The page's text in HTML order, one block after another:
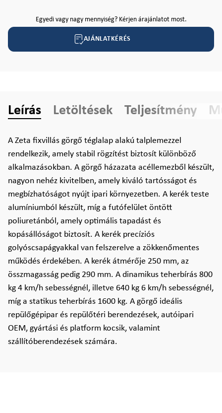
Egyedi vagy nagy mennyiség? Kérjen árajánlatot most.
AJÁNLATKÉRÉS
Leírás Letöltések Teljesítmény
A Zeta fixvillás görgő téglalap alakú talplemezzel
rendelkezik, amely stabil rögzítést biztosít különböző
alkalmazásokban. A görgő házazata acéllemezből készült,
nagyon nehéz kivitelben, amely kiváló tartósságot és
megbízhatóságot nyújt ipari környezetben. A kerék teste
alumíniumból készült, míg a futófelület öntött
poliuretánból, amely optimális tapadást és
kopásállóságot biztosít. A kerék precíziós
golyóscsapágyakkal van felszerelve a zökkenőmentes
működés érdekében. A kerék átmérője 250 mm, az
összmagasság pedig 290 mm. A dinamikus teherbírás 800
kg 4 km/h sebességnél, illetve 640 kg 6 km/h sebességnél,
míg a statikus teherbírás 1600 kg. A görgő ideális
repülőgépipar és repülőtéri berendezések, autóipari
OEM, gyártási és platform kocsik, valamint
szállítóberendezések számára.